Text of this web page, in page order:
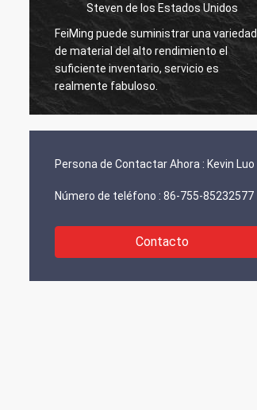
Steven de los Estados Unidos
FeiMing puede suministrar una variedad
de material del alto rendimiento el
suficiente inventario, servicio es
realmente fabuloso.
Persona de Contactar Ahora : Kevin Luo
Número de teléfono : 86-755-85232577
Contacto